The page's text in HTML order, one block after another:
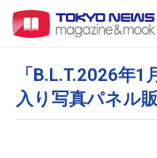
「B.L.T.2026年
入り写真パネル